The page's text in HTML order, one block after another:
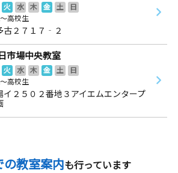
火 水 木 金 土
日
高校生
古２７１７‐２
市場中央教室
火 水 木 金 土
日
高校生
２５０２番地３アイエムエンタープ
の教室案内も行っています